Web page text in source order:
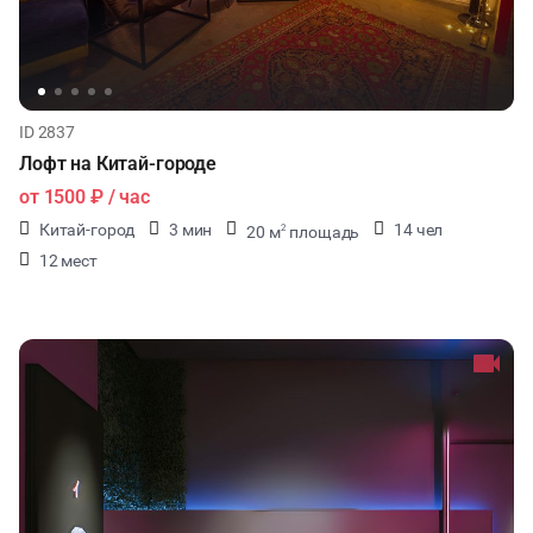
ID 2837
Лофт на Китай-городе
от 1500 ₽/ час
Китай-город 3 мин 20 м2 площадь
14 чел
12 мест